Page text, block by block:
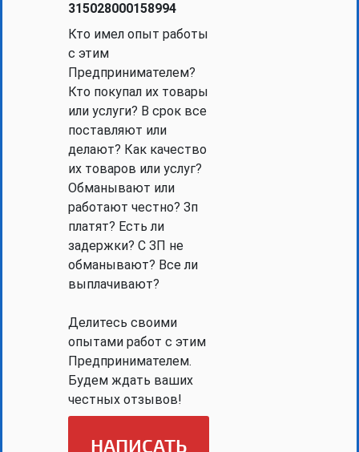
315028000158994
Кто имел опыт работы
с этим
Предпринимателем?
Кто покупал их товары
или услуги? В срок все
поставляют или
делают? Как качество
их товаров или услуг?
Обманывают или
работают честно? Зп
платят? Есть ли
задержки? С ЗП не
обманывают? Все ли
выплачивают?
Делитесь своими
опытами работ с этим
Предпринимателем.
Будем ждать ваших
честных отзывов!
НАПИСАТЬ